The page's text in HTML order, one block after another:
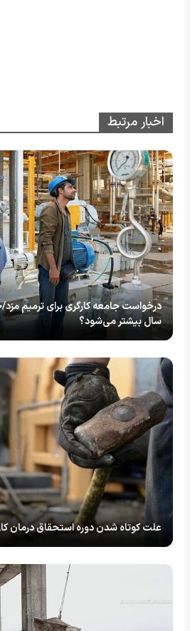
اخبار مرتبط
درخواست جامعه کارگری برای ترمیم
سال بیشتر می‌شود؟
علت کوتاه شدن دوره استحقاق درمان